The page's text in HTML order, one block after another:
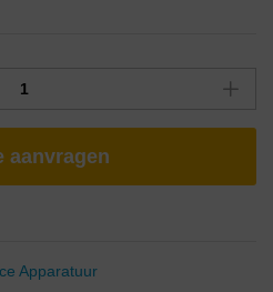
aanvragen
Apparatuur